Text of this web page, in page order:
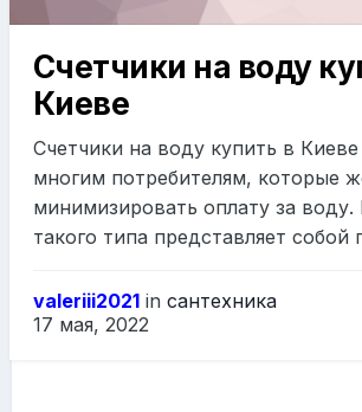
Счетчики на воду
Киеве
Счетчики на воду купить в
многим потребителям, которые
минимизировать оплату за
такого типа представляет собой
valeriii2021 in сантехника
17 мая, 2022